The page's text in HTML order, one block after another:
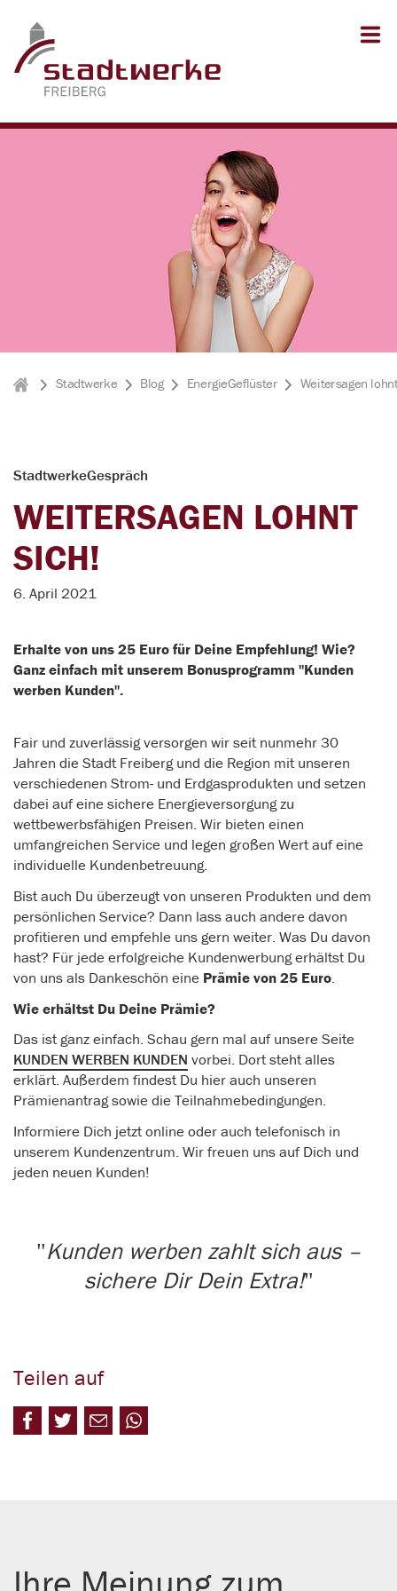
Stadtwerke Freiberg
Stadtwerke Blog EnergieGeflüster Weitersagen
StadtwerkeGespräch
WEITERSAGEN LOHNT
SICH!
6. April 2021
Erhalte von uns 25 Euro für Deine Empfehlung! Wie?
Ganz einfach mit unserem Bonusprogramm "Kunden
werben Kunden".
Fair und zuverlässig versorgen wir seit nunmehr 30
Jahren die Stadt Freiberg und die Region mit unseren
verschiedenen Strom- und Erdgasprodukten und setzen
dabei auf eine sichere Energieversorgung zu
wettbewerbsfähigen Preisen. Wir bieten einen
umfangreichen Service und legen großen Wert auf eine
individuelle Kundenbetreuung.
Bist auch Du überzeugt von unseren Produkten und dem
persönlichen Service? Dann lass auch andere davon
profitieren und empfehle uns gern weiter. Was Du davon
hast? Für jede erfolgreiche Kundenwerbung erhältst Du
von uns als Dankeschön eine Prämie von 25 Euro.
Wie erhältst Du Deine Prämie?
Das ist ganz einfach. Schau gern mal auf unsere Seite
KUNDEN WERBEN KUNDEN vorbei. Dort steht alles
erklärt. Außerdem findest Du hier auch unseren
Prämienantrag sowie die Teilnahmebedingungen.
Informiere Dich jetzt online oder auch telefonisch in
unserem Kundenzentrum. Wir freuen uns auf Dich und
jeden neuen Kunden!
Kunden werben zahlt sich aus –
sichere Dir Dein Extra!
Teilen auf